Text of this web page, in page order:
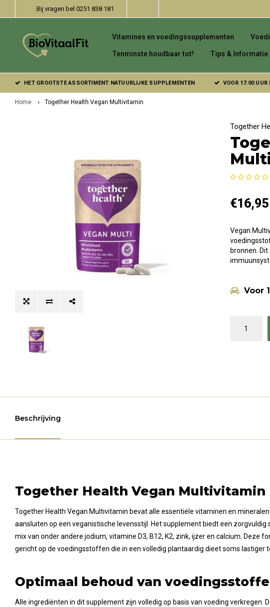
Bij vragen bel 0251 838 181
Vitamines en voedingssupplementen
Tenminste houdbaar tot! Tips & Informatie
HET GROOTSTE ASSORTIMENT NATUURLIJKE SUPPLEMENTEN VOOR 17.00 UUR
Home Together Health Vegan Multivitamin
Together
€16,95
Vegan
bronnen.
Voor
Beschrijving
Together Health Vegan Multivitamin
Together Health Vegan Multivitamin bevat alle essentiële vitaminen en
aansluiten op een veganistische levensstijl. Het supplement biedt een zorgvuldig
mix van onder andere jodium, vitamine D3, B12, K2, zink, ijzer en calcium. Deze
gericht op de voedingsstoffen die in een volledig plantaardig dieet soms lastiger
Optimaal behoud van
Alle ingrediënten in dit supplement zijn volledig op basis van voeding verkregen.